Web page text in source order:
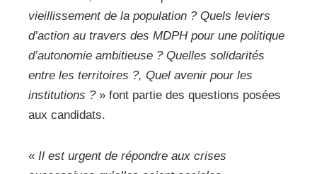
vieillissement de la population ? Quels leviers
d’action au travers des MDPH pour une politique
d’autonomie ambitieuse ? Quelles solidarités
entre les territoires ?, Quel avenir pour les
institutions ?» font partie des questions posées
aux candidats.
« Il est urgent de répondre aux crises